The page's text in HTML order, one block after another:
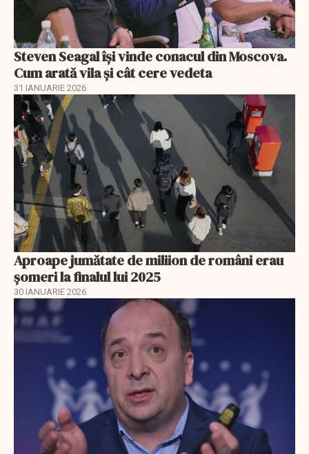
Steven Seagal își vinde conacul din Moscova.
Cum arată vila și cât cere vedeta
31 IANUARIE 2026
Aproape jumătate de miliion de români erau
șomeri la finalul lui 2025
30 IANUARIE 2026